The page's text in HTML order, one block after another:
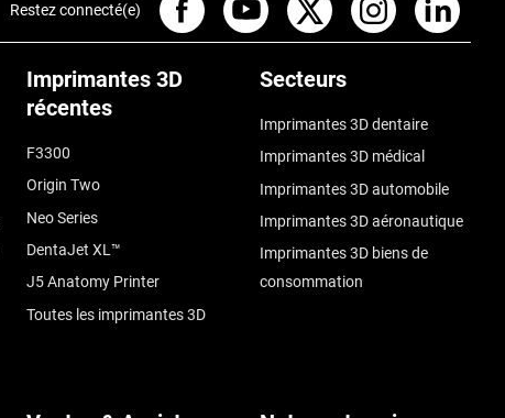
Imprimantes 3D
récentes
F3300
Origin Two
Neo Series
DentaJet XL™
J5 Anatomy Printer
Toutes les imprimantes 3D
Secteurs
Imprimantes 3D dentaire
Imprimantes 3D médical
Imprimantes 3D automobile
Imprimantes 3D aéronautique
Imprimantes 3D biens de
consommation
Restez connecté(e)